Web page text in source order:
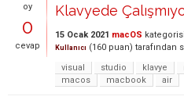
oy
0
cevap
Klavyede
15 Ocak 2021 macOS
Kullanıcı (160 puan) tarafından
visual
studio klavye
macos
macbook air